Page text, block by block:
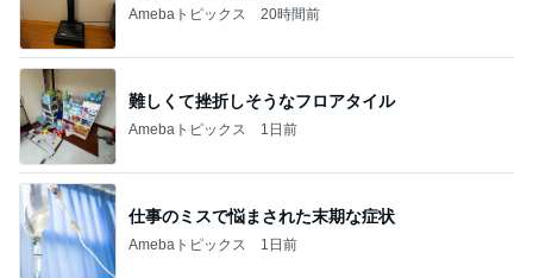
Amebaトピックス 20時間前
難しくて挫折しそうなフロアタイル
Amebaトピックス 1日前
仕事のミスで悩まされた末期な症状
Amebaトピックス 1日前